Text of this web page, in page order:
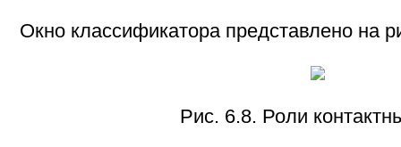
Окно классификатора представлено на
Рис. 6.8. Роли